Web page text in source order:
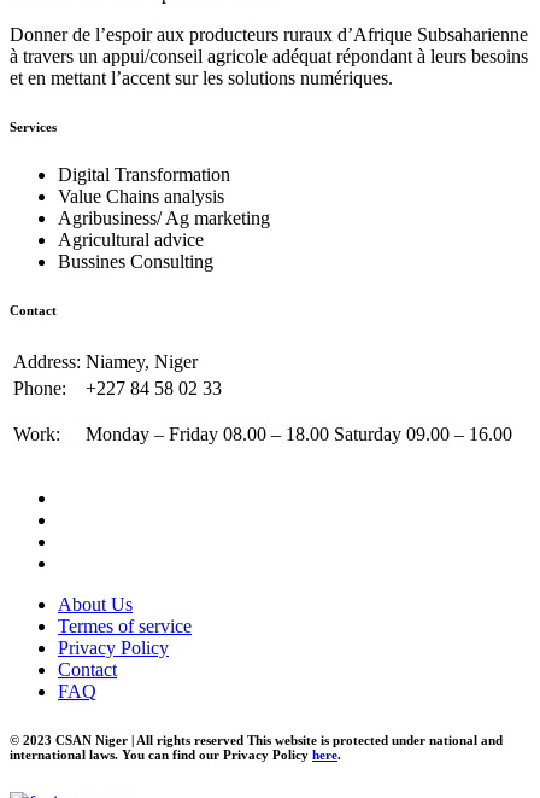
Donner de l’espoir aux producteurs ruraux d’Afrique Subsaharienne
à travers un appui/conseil agricole adéquat répondant à leurs besoins
et en mettant l’accent sur les solutions numériques.
Services
Digital Transformation
Value Chains analysis
Agribusiness/ Ag marketing
Agricultural advice
Bussines Consulting
Contact
Address: Niamey, Niger
Phone:
+227 84 58 02 33
Work: Monday – Friday 08.00 – 18.00 Saturday 09.00 – 16.00
About Us
Termes of service
Privacy Policy
Contact
FAQ
© 2023 CSAN Niger | All rights reserved This website is protected under national and
international laws. You can find our Privacy Policy here.